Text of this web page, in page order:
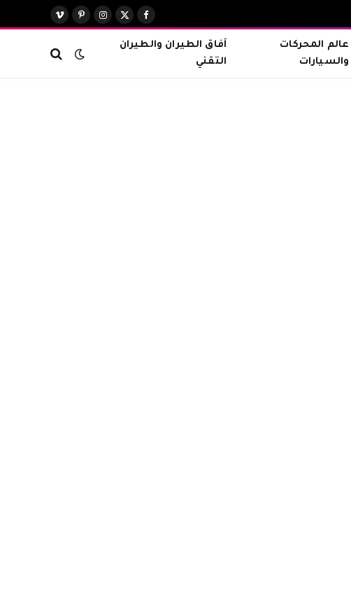
فيسبوك
X
الانستغرامبينتيريست
فيميو
عالم المحركات
والسيارات
آفاق الطيران والطيران
التقني